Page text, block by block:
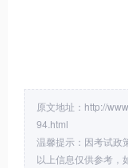
原文地址：http://
94.html
温馨提示：因考试政
以上信息仅供参考，